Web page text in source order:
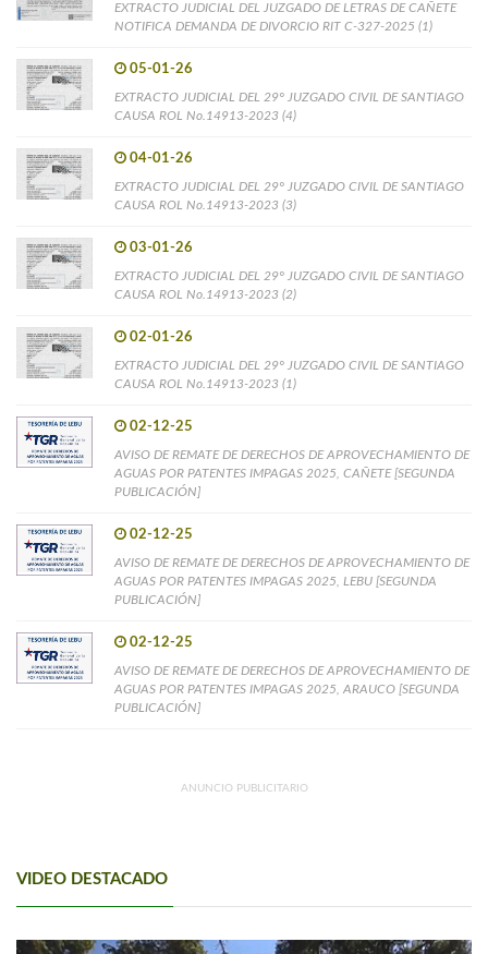
EXTRACTO JUDICIAL DEL JUZGADO DE LETRAS DE CAÑETE
NOTIFICA DEMANDA DE DIVORCIO RIT C-327-2025 (1)
05-01-26
EXTRACTO JUDICIAL DEL 29° JUZGADO CIVIL DE SANTIAGO
CAUSA ROL No.14913-2023 (4)
04-01-26
EXTRACTO JUDICIAL DEL 29° JUZGADO CIVIL DE SANTIAGO
CAUSA ROL No.14913-2023 (3)
03-01-26
EXTRACTO JUDICIAL DEL 29° JUZGADO CIVIL DE SANTIAGO
CAUSA ROL No.14913-2023 (2)
02-01-26
EXTRACTO JUDICIAL DEL 29° JUZGADO CIVIL DE SANTIAGO
CAUSA ROL No.14913-2023 (1)
02-12-25
AVISO DE REMATE DE DERECHOS DE APROVECHAMIENTO DE
AGUAS POR PATENTES IMPAGAS 2025, CAÑETE [SEGUNDA
PUBLICACIÓN]
02-12-25
AVISO DE REMATE DE DERECHOS DE APROVECHAMIENTO DE
AGUAS POR PATENTES IMPAGAS 2025, LEBU [SEGUNDA
PUBLICACIÓN]
02-12-25
AVISO DE REMATE DE DERECHOS DE APROVECHAMIENTO DE
AGUAS POR PATENTES IMPAGAS 2025, ARAUCO [SEGUNDA
PUBLICACIÓN]
ANUNCIO PUBLICITARIO
VIDEO DESTACADO